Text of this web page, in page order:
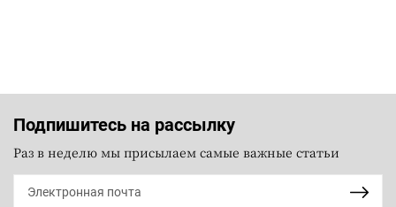
Подпишитесь на рассылку
Раз в неделю мы присылаем самые важные статьи